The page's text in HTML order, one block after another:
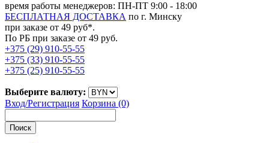
время работы менеджеров: ПН-ПТ 9:00 - 18:00
БЕСПЛАТНАЯ ДОСТАВКА по г. Минску
при заказе от 49 руб*.
По РБ при заказе от 49 руб.
+375 (29) 910-55-55
+375 (33) 910-55-55
+375 (25) 910-55-55
Выберите валюту:
Вход/Регистрация Корзина (0)
Поиск